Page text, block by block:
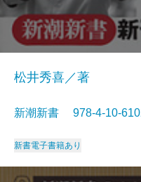
松井秀喜／著
新潮新書 978-4-10-
新書電子書籍あり